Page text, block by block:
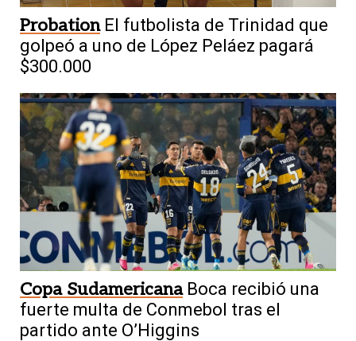
Probation El futbolista de Trinidad que
golpeó a uno de López Peláez pagará
$300.000
Copa Sudamericana Boca recibió una
fuerte multa de Conmebol tras el
partido ante O’Higgins